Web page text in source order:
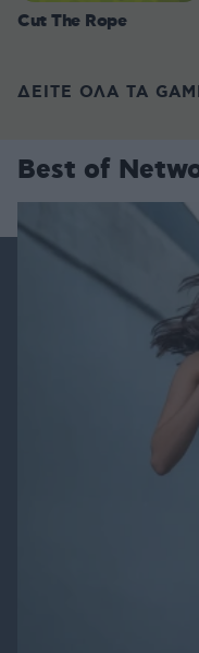
Cut The Rope
ΔΕΙΤΕ ΟΛΑ ΤΑ
Best of